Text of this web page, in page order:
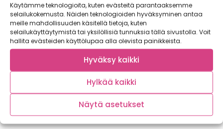
Käytämme teknologioita, kuten evästeitä parantaaksemme
selailukokemusta. Näiden teknologioiden hyväksyminen antaa
meille mahdollisuuden käsitellä tietoja, kuten
selailukäyttäytymistä tai yksilöllisiä tunnuksia tällä sivustolla. Voit
hallita evästeiden käyttölupaa alla olevista painikkeista.
Hyväksy kaikki
Hylkää kaikki
Näytä asetukset
Syödään värikkäästi!
Tutkimusten mukaan kasvisten väriaineilla on tärkeitä
tehtäviä terveytemme ylläpitäjinä. Useat kasvisten
sisältämät väriaineet toimivat...